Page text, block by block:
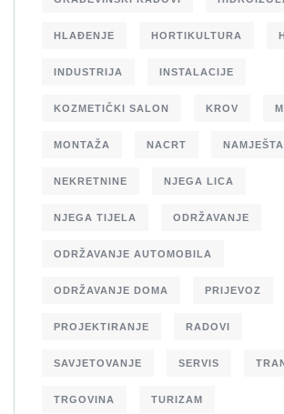
HLAĐENJE HORTIKULTURA
INDUSTRIJA INSTALACIJE
KOZMETIČKI SALON KROV
MONTAŽA NACRT
NEKRETNINE NJEGA LICA
NJEGA TIJELA ODRŽAVANJE
ODRŽAVANJE AUTOMOBILA
ODRŽAVANJE DOMA PRIJEVOZ
PROJEKTIRANJE RADOVI
SAVJETOVANJE SERVIS
TRGOVINA TURIZAM